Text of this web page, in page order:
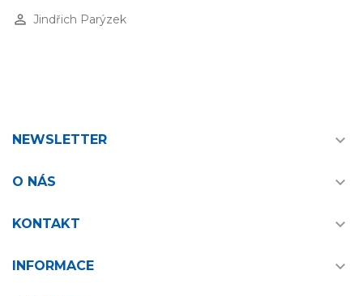
perm_identity Jindřich Parýzek
NEWSLETTER 
O NÁS 
KONTAKT 
INFORMACE 